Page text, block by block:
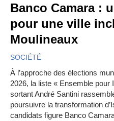
Banco Camara :
pour une ville
Moulineaux
SOCIÉTÉ
À l’approche des élections
2026, la liste « Ensemble
sortant André Santini
poursuivre la transformation
candidats figure Banco